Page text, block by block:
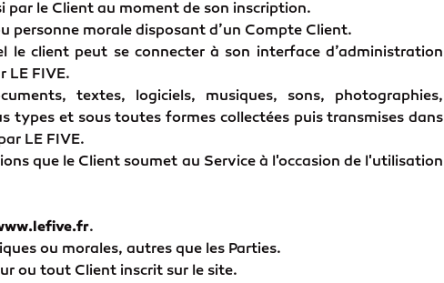
par le Client au moment de son inscription.
personne morale disposant d’un Compte Client.
le client peut se connecter à son interface d’administration
LE FIVE.
textes, logiciels, musiques, sons, photographies,
types et sous toutes formes collectées puis transmises dans
LE FIVE.
que le Client soumet au Service à l'occasion de l'utilisation
.
ou morales, autres que les Parties.
ou tout Client inscrit sur le site.